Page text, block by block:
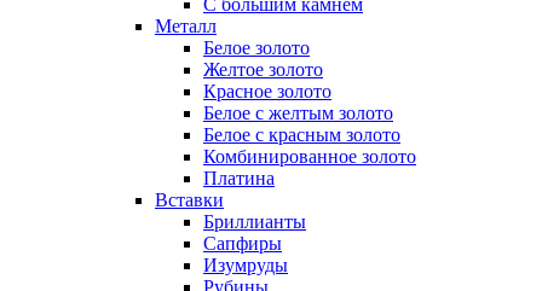
С большим камнем
Металл
Белое золото
Желтое золото
Красное золото
Белое с желтым золото
Белое с красным золото
Комбинированное золото
Платина
Вставки
Бриллианты
Сапфиры
Изумруды
Рубины